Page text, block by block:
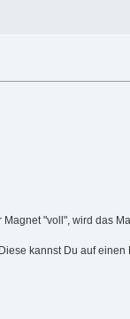
"voll", wird das
kannst Du auf einen